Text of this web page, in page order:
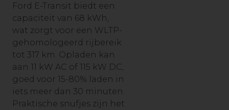
Ford E-Transit biedt een
capaciteit van 68 kWh,
wat zorgt voor een WLTP-
gehomologeerd rijbereik
tot 317 km. Opladen kan
aan 11 kW AC of 115 kW DC,
goed voor 15-80% laden in
iets meer dan 30 minuten.
Praktische snufjes zijn het